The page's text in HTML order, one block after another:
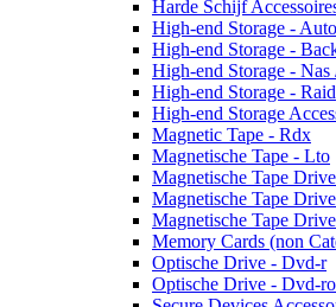
Harde Schijf
High-end Storage -
High-end Storage -
High-end Storage - Nas
High-end Storage - Raid
High-end Storage
Magnetic Tape - Rdx
Magnetische Tape - Lto
Magnetische Tape
Magnetische Tape
Magnetische Tape
Memory Cards (non
Optische Drive - Dvd-r
Optische Drive - Dvd-